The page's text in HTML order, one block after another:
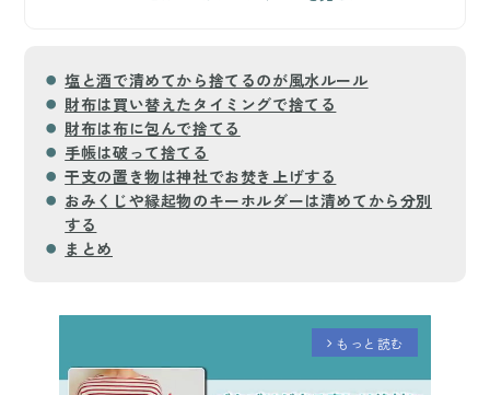
塩と酒で清めてから捨てるのが風水ルール
財布は買い替えたタイミングで捨てる
財布は布に包んで捨てる
手帳は破って捨てる
干支の置き物は神社でお焚き上げする
おみくじや縁起物のキーホルダーは清めてから分別
する
まとめ
arrow_forward_ios もっと読む